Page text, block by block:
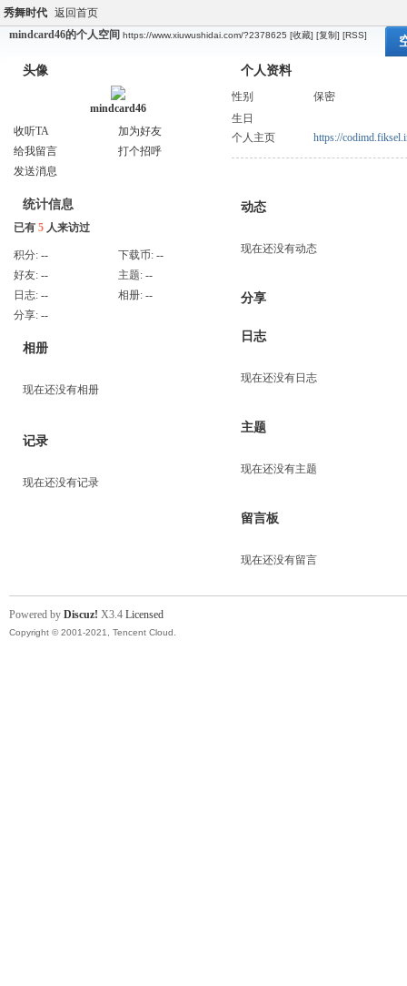
秀舞时代 返回首页
mindcard46的个人空间 https://www.xiuwushidai.com/?2378625 [收藏] [复制] [RSS]
头像
mindcard46
收听TA
加为好友
给我留言
打个招呼
发送消息
统计信息
已有 5 人来访过
积分: -- 下载币: --
好友: -- 主题: --
日志: -- 相册: --
分享: --
相册
现在还没有相册
记录
现在还没有记录
个人资料
性别
保密
生日
个人主页
https://
动态
现在还没有动态
分享
日志
现在还没有日志
主题
现在还没有主题
留言板
现在还没有留言
Powered by Discuz! X3.4 Licensed
Copyright © 2001-2021, Tencent Cloud.